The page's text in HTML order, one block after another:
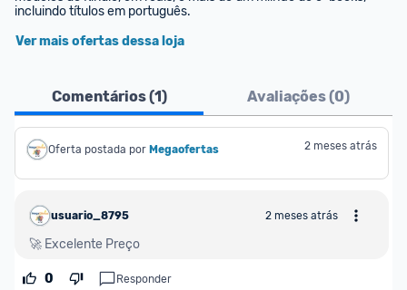
incluindo títulos em português.
Ver mais ofertas dessa loja
Comentários (1) Avaliações (0)
Oferta postada por Megaofertas 2 meses atrás
usuario_8795 2 meses atrás
🚀 Excelente Preço
0 Responder